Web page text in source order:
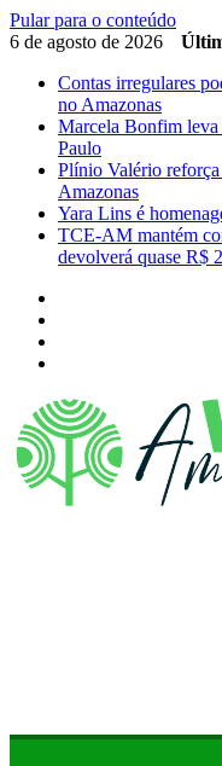
Pular para o conteúdo
6 de agosto de 2026
Contas irregulares
no Amazonas
Marcela Bonfim leva
Paulo
Plínio Valério reforça
Amazonas
Yara Lins é
TCE-AM mantém
devolverá quase R$